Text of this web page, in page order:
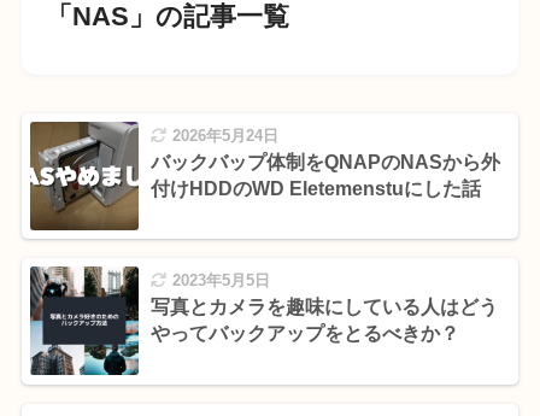
「NAS」の記事一覧
2026年5月24日
バックバップ体制をQNAPのNASから外
付けHDDのWD Eletemenstuにした話
2023年5月5日
写真とカメラを趣味にしている人はどう
やってバックアップをとるべきか？